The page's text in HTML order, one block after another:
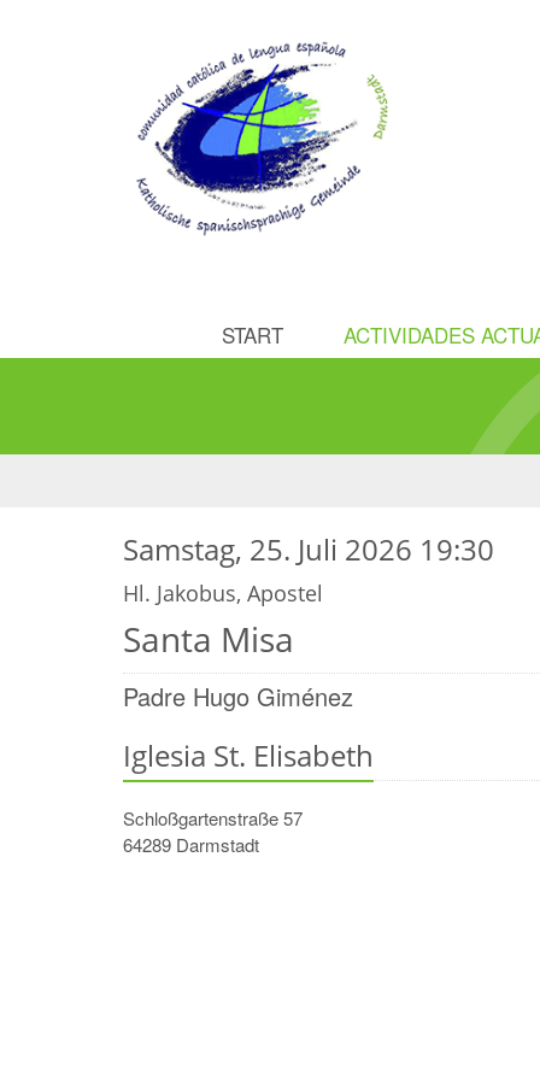
START ACTIVIDADES
Santa Misa
Samstag, 25. Juli 2026 19:30
Hl. Jakobus, Apostel
Padre Hugo Giménez
Iglesia St. Elisabeth
Schloßgartenstraße 57
64289 Darmstadt